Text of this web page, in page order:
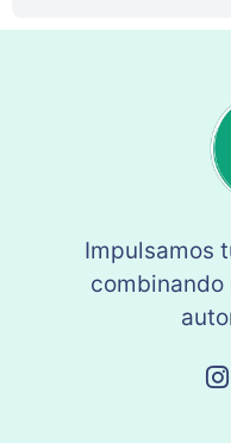
Impulsamos